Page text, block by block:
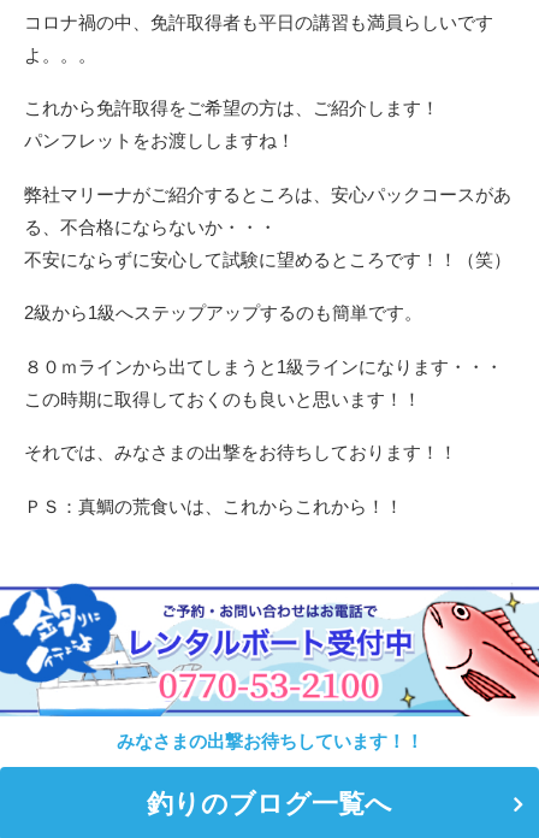
コロナ禍の中、免許取得者も平日の講習も満員らしいです
よ。。。
これから免許取得をご希望の方は、ご紹介します！
パンフレットをお渡ししますね！
弊社マリーナがご紹介するところは、安心パックコースがあ
る、不合格にならないか・・・
不安にならずに安心して試験に望めるところです！！（笑）
2級から1級へステップアップするのも簡単です。
８０ｍラインから出てしまうと1級ラインになります・・・
この時期に取得しておくのも良いと思います！！
それでは、みなさまの出撃をお待ちしております！！
ＰＳ：真鯛の荒食いは、これからこれから！！
みなさまの出撃お待ちしています！！
釣りのブログ一覧へ